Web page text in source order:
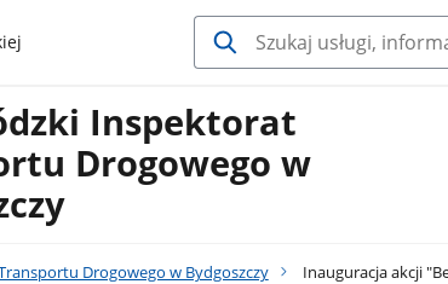
Inspektorat
Drogowego w
Drogowego w Bydgoszczy Inauguracja akcji